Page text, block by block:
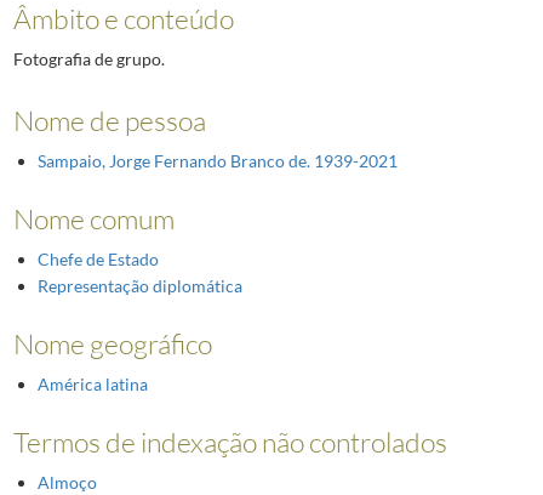
Âmbito e conteúdo
Fotografia de grupo.
Nome de pessoa
Sampaio, Jorge Fernando Branco de. 1939-2021
Nome comum
Chefe de Estado
Representação diplomática
Nome geográfico
América latina
Termos de indexação não controlados
Almoço